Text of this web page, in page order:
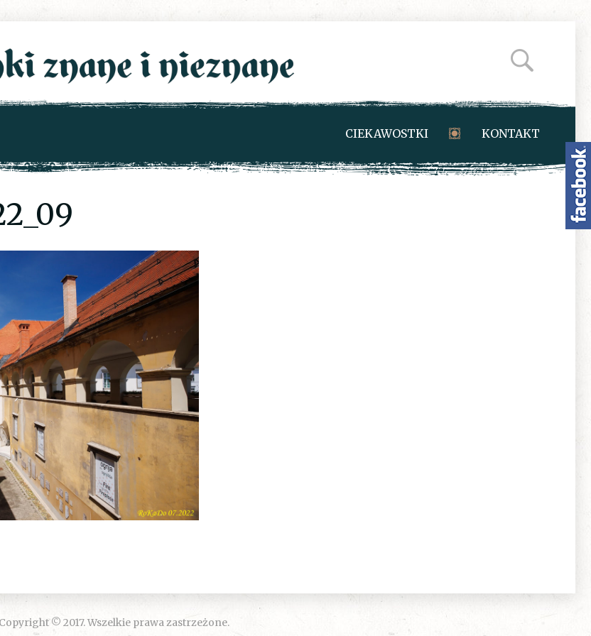
CIEKAWOSTKI KONTAKT
Copyright © 2017. Wszelkie prawa zastrzeżone.